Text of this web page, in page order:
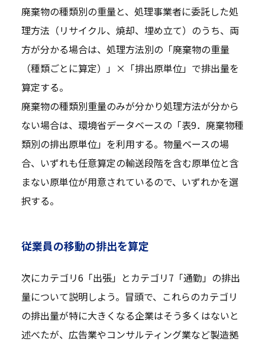
廃棄物の種類別の重量と、処理事業者に委託した処
理方法（リサイクル、焼却、埋め立て）のうち、両
方が分かる場合は、処理方法別の「廃棄物の重量
（種類ごとに算定）」×「排出原単位」で排出量を
算定する。
廃棄物の種類別重量のみが分かり処理方法が分から
ない場合は、環境省データベースの「表9．廃棄物種
類別の排出原単位」を利用する。物量ベースの場
合、いずれも任意算定の輸送段階を含む原単位と含
まない原単位が用意されているので、いずれかを選
択する。
従業員の移動の排出を算定
次にカテゴリ6「出張」とカテゴリ7「通勤」の排出
量について説明しよう。冒頭で、これらのカテゴリ
の排出量が特に大きくなる企業はそう多くはないと
述べたが、広告業やコンサルティング業など製造拠